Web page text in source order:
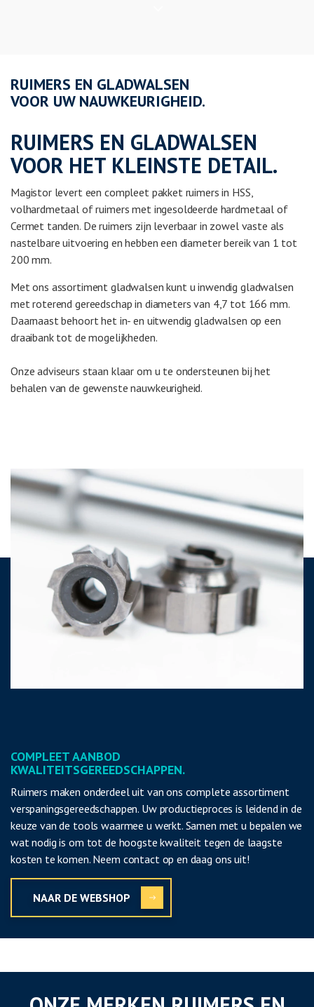
RUIMERS EN GLADWALSEN
VOOR UW NAUWKEURIGHEID.
RUIMERS EN GLADWALSEN
VOOR HET KLEINSTE DETAIL.
Magistor levert een compleet pakket ruimers in HSS,
volhardmetaal of ruimers met ingesoldeerde hardmetaal of
Cermet tanden. De ruimers zijn leverbaar in zowel vaste als
nastelbare uitvoering en hebben een diameter bereik van 1 tot
200 mm.
Met ons assortiment gladwalsen kunt u inwendig gladwalsen
met roterend gereedschap in diameters van 4,7 tot 166 mm.
Daarnaast behoort het in- en uitwendig gladwalsen op een
draaibank tot de mogelijkheden.
Onze adviseurs staan klaar om u te ondersteunen bij het
behalen van de gewenste nauwkeurigheid.
COMPLEET AANBOD
KWALITEITSGEREEDSCHAPPEN.
Ruimers maken onderdeel uit van ons complete assortiment
verspaningsgereedschappen. Uw productieproces is leidend in de
keuze van de tools waarmee u werkt. Samen met u bepalen we
wat nodig is om tot de hoogste kwaliteit tegen de laagste
kosten te komen. Neem contact op en daag ons uit!
NAAR DE WEBSHOP